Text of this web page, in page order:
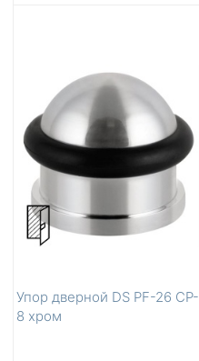
Упор дверной DS PF-26 CP-
8 хром